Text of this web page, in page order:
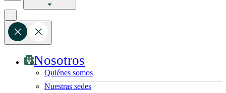
Nosotros
Quiénes somos
Nuestras sedes